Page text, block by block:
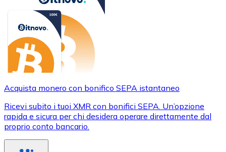
Acquista monero con bonifico SEPA istantaneo
Ricevi subito i tuoi XMR con bonifici SEPA. Un’opzione
rapida e sicura per chi desidera operare direttamente dal
proprio conto bancario.